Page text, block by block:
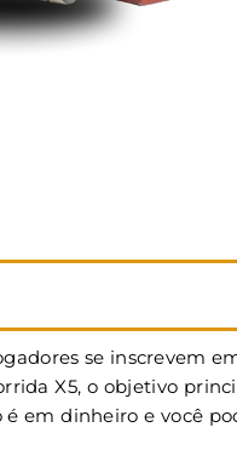
se inscrevem
X5, o objetivo
em dinheiro e você